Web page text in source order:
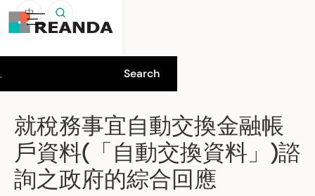
中
就稅務事宜自動交換金融帳
戶資料(「自動交換資料」)諮
詢之政府的綜合回應